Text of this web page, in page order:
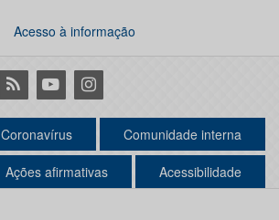
Acesso à informação
RSS YoutubeInstagram
Coronavírus Comunidade interna
Ações afirmativas Acessibilidade